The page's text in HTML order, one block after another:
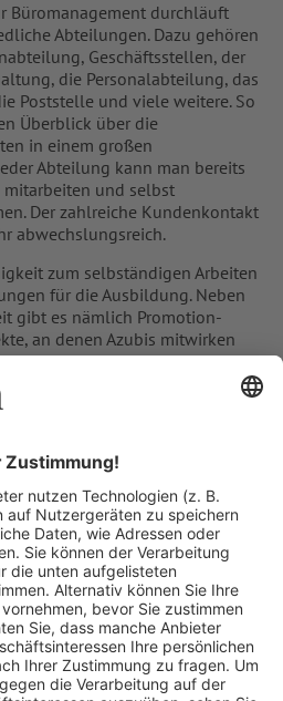
Büromanagement durchläuft
Abteilungen. Dazu gehören
Geschäftsstellen, der
die Personalabteilung, das
Poststelle und viele weitere. So
Überblick über die
in einem großen
Abteilung kann man bereits
und selbst
Der zahlreiche Kundenkontakt
abwechslungsreich.
zum selbständigen Arbeiten
für die Ausbildung. Neben
gibt es nämlich Promotion-
an denen Azubis mitwirken
ist beispielsweise ein
bei dem Grundschulkinder
können. Als Azubi führt man
mindestens ein Projekt, das er
die “Job-Start-Börse” oder
Azubis sein. Aber es gibt so
ist abwechslungsreich und
im Betrieb besuchen die
ein bis zwei Mal pro Woche